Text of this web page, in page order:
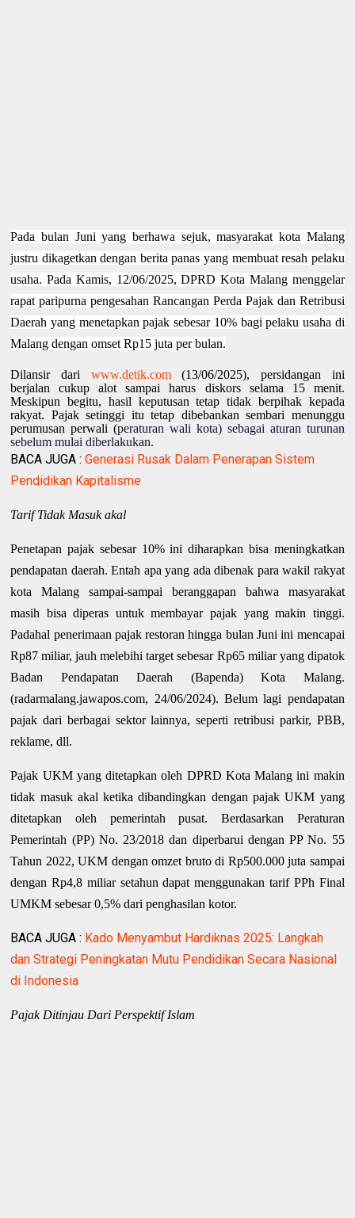
Pada bulan Juni yang berhawa sejuk, masyarakat kota Malang
justru dikagetkan dengan berita panas yang membuat resah pelaku
usaha. Pada Kamis, 12/06/2025, DPRD Kota Malang menggelar
rapat paripurna pengesahan Rancangan Perda Pajak dan Retribusi
Daerah yang menetapkan pajak sebesar 10% bagi pelaku usaha di
Malang dengan omset Rp15 juta per bulan.
Dilansir dari www.detik.com(13/06/2025), persidangan ini
berjalan cukup alot sampai harus diskors selama 15 menit.
Meskipun begitu, hasil keputusan tetap tidak berpihak kepada
rakyat. Pajak setinggi itu tetap dibebankan sembari menunggu
perumusan perwali (peraturan wali kota) sebagai aturan turunan
sebelum mulai diberlakukan.
BACA JUGA :Generasi Rusak Dalam Penerapan Sistem
Pendidikan Kapitalisme
Tarif Tidak Masuk akal
Penetapan pajak sebesar 10% ini diharapkan bisa meningkatkan
pendapatan daerah. Entah apa yang ada dibenak para wakil rakyat
kota Malang sampai-sampai beranggapan bahwa masyarakat
masih bisa diperas untuk membayar pajak yang makin tinggi.
Padahal penerimaan pajak restoran hingga bulan Juni ini mencapai
Rp87 miliar, jauh melebihi target sebesar Rp65 miliar yang dipatok
Badan Pendapatan Daerah (Bapenda) Kota Malang.
(radarmalang.jawapos.com, 24/06/2024). Belum lagi pendapatan
pajak dari berbagai sektor lainnya, seperti retribusi parkir, PBB,
reklame, dll.
Pajak UKM yang ditetapkan oleh DPRD Kota Malang ini makin
tidak masuk akal ketika dibandingkan dengan pajak UKM yang
ditetapkan oleh pemerintah pusat. Berdasarkan Peraturan
Pemerintah (PP) No. 23/2018 dan diperbarui dengan PP No. 55
Tahun 2022, UKM dengan omzet bruto di Rp500.000 juta sampai
dengan Rp4,8 miliar setahun dapat menggunakan tarif PPh Final
UMKM sebesar 0,5% dari penghasilan kotor.
BACA JUGA : Kado Menyambut Hardiknas 2025: Langkah
dan Strategi Peningkatan Mutu Pendidikan Secara Nasional
di Indonesia
Pajak Ditinjau Dari Perspektif Islam